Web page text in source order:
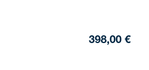
398,00 €